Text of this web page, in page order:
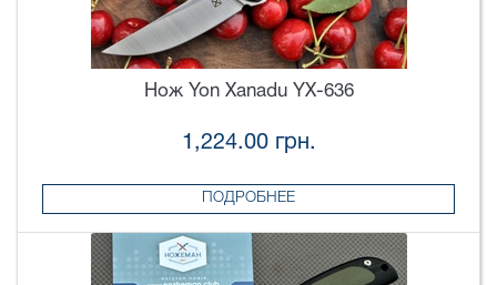
Нож Yon Xanadu YX-636
1,224.00 грн.
ПОДРОБНЕЕ